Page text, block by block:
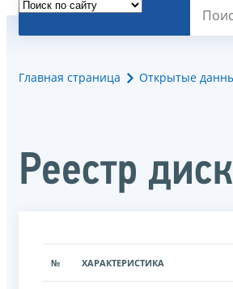
Главная страница Открытые
Реестр
№ ХАРАКТЕРИСТИКА